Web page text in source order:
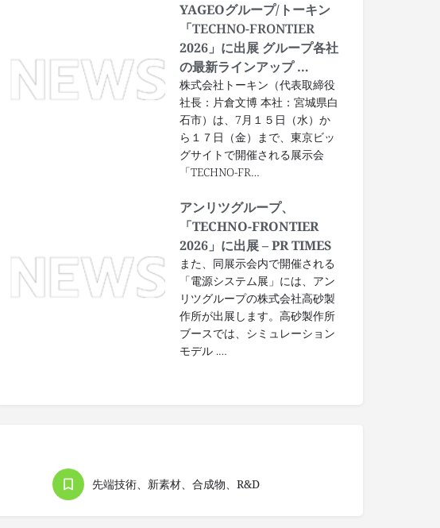
YAGEOグループ/トーキン
「TECHNO-FRONTIER
2026」に出展 グループ各社
の最新ラインアップ …
株式会社トーキン（代表取締役
社長：片倉文博 本社：宮城県白
石市）は、7月１５日（水）か
ら１７日（金）まで、東京ビッ
グサイトで開催される展示会
「TECHNO-FR…
アンリツグループ、
「TECHNO-FRONTIER
2026」に出展 – PR TIMES
また、同展示会内で開催される
「電源システム展」には、アン
リツグループの株式会社高砂製
作所が出展します。高砂製作所
ブースでは、シミュレーション
モデル .…
先端技術、新素材、合成物、R&D